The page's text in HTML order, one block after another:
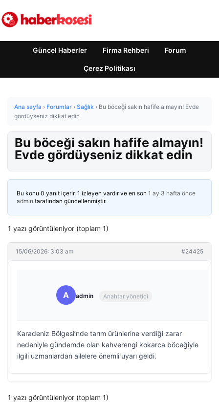
Güncel Haberler Firma Rehberi Forum
Çerez Politikası
Ana sayfa › Forumlar › Sağlık › Bu böceği sakın hafife almayın! Evde
gördüyseniz dikkat edin
Bu böceği sakın hafife almayın!
Evde gördüyseniz dikkat edin
Bu konu 0 yanıt içerir, 1 izleyen vardır ve en son 1 ay 3 hafta önce
admin tarafından güncellenmiştir.
1 yazı görüntüleniyor (toplam 1)
15/06/2026: 3:03 am #24425
A admin Anahtar yönetici
Karadeniz Bölgesi’nde tarım ürünlerine verdiği zarar
nedeniyle gündemde olan kahverengi kokarca böceğiyle
ilgili uzmanlardan ailelere önemli uyarı geldi.
1 yazı görüntüleniyor (toplam 1)